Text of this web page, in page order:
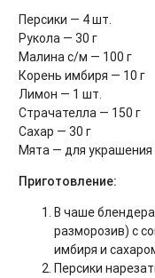
Персики — 4 шт.
Рукола — 30 г
Малина с/м — 100 г
Корень имбиря — 10 г
Лимон — 1 шт.
Страчателла — 150 г
Сахар — 30 г
Мята — для украшения
Приготовление:
В чаше
разморозив) с
имбиря и
Персики